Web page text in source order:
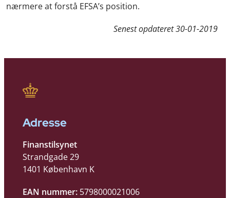
nærmere at forstå EFSA’s position.
Senest opdateret30-01-2019
Adresse
Finanstilsynet
Strandgade 29
1401 København K
EAN nummer: 5798000021006